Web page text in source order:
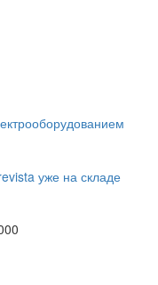
уже на складе